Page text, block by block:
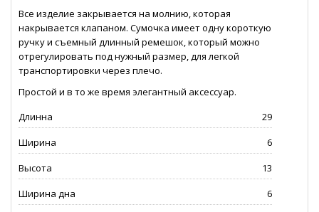
Все изделие закрывается на молнию, которая
накрывается клапаном. Сумочка имеет одну короткую
ручку и съемный длинный ремешок, который можно
отрегулировать под нужный размер, для легкой
транспортировки через плечо.
Простой и в то же время элегантный аксессуар.
Длинна
29
Ширина
6
Высота
13
Ширина дна
6